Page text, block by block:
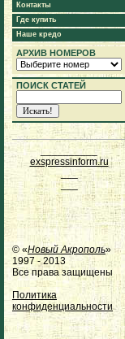
Контакты
Где купить
Наше кредо
АРХИВ НОМЕРОВ
ПОИСК СТАТЕЙ
__________
exspressinform.ru
___
___
© «Новый Акрополь»
1997 - 2013
Все права защищены
Политика
конфиденциальности